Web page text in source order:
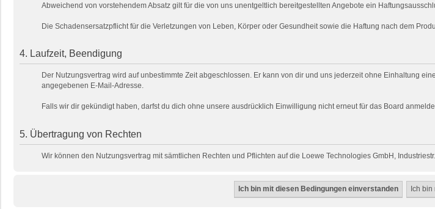
Abweichend von vorstehendem Absatz gilt für die von uns unentgeltlich bereitgestellten Angebote ein
Die Schadensersatzpflicht für die Verletzungen von Leben, Körper oder Gesundheit sowie die Haftung nach dem
4. Laufzeit, Beendigung
Der Nutzungsvertrag wird auf unbestimmte Zeit abgeschlossen. Er kann von dir und uns jederzeit ohne Einhaltung
angegebenen E-Mail-Adresse.
Falls wir dir gekündigt haben, darfst du dich ohne unsere ausdrücklich Einwilligung nicht erneut für das Board
5. Übertragung von Rechten
Wir können den Nutzungsvertrag mit sämtlichen Rechten und Pflichten auf die Loewe Technologies GmbH,